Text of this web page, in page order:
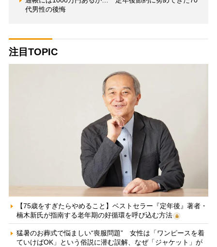
代男性の後悔
注目TOPIC
【75歳をすぎたらやめること】ベストセラー『定年後』著者・
楠木新氏が指南する老年期の好循環を呼び込む方法
猛暑のお葬式で悩ましい“喪服問題” 女性は「ワンピースを着
ていけばOK」という俗説に潜む誤解、なぜ「ジャケット」が